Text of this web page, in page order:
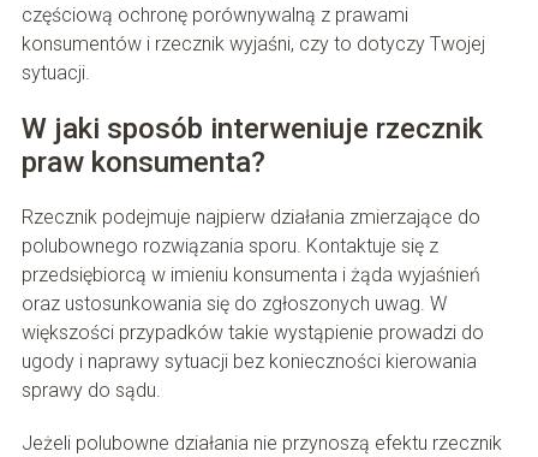
częściową ochronę porównywalną z prawami
konsumentów i rzecznik wyjaśni, czy to dotyczy Twojej
sytuacji.
W jaki sposób interweniuje rzecznik
praw konsumenta?
Rzecznik podejmuje najpierw działania zmierzające do
polubownego rozwiązania sporu. Kontaktuje się z
przedsiębiorcą w imieniu konsumenta i żąda wyjaśnień
oraz ustosunkowania się do zgłoszonych uwag. W
większości przypadków takie wystąpienie prowadzi do
ugody i naprawy sytuacji bez konieczności kierowania
sprawy do sądu.
Jeżeli polubowne działania nie przynoszą efektu rzecznik